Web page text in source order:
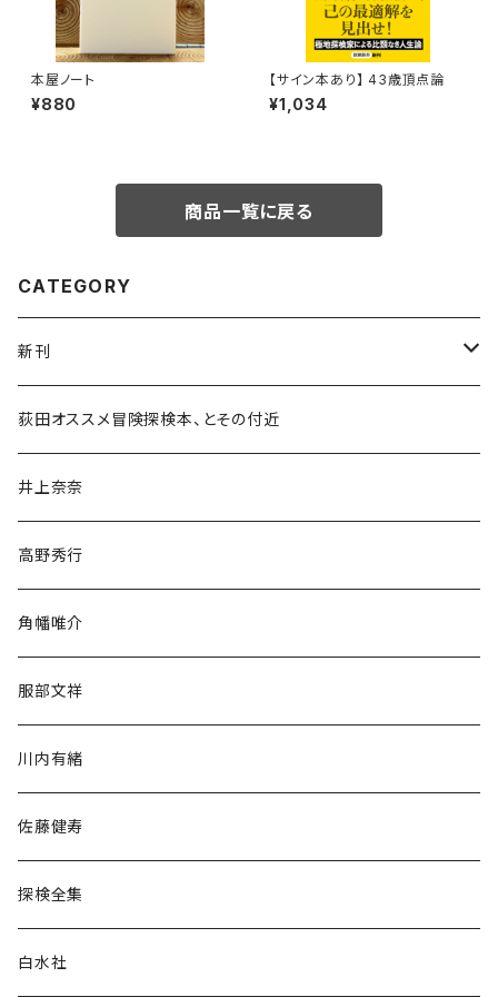
本屋ノート
¥880
【サイン本あり】 43歳頂点論
¥1,034
商品一覧に戻る
CATEGORY
新刊
和書
文学・小説・物語
随筆・ノンフィクション・その他
民族・風習
言語・ことば
荻田オススメ冒険探検本、とその付近
井上奈奈
高野秀行
角幡唯介
服部文祥
川内有緒
佐藤健寿
探検全集
白水社